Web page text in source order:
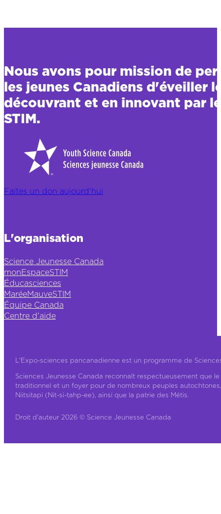
Nous avons pour mission de
les jeunes Canadiens d'éveiller
découvrant et en innovant par
STIM.
Faites un don aujourd'hui
L'organisation
Science Jeunesse Canada
monEspaceSTIM
Éducasciences
MaréeMauveSTIM
Équipe Canada
Centre d'aide
L'Expo-sciences pancanadienne est un programme de
Sciences Jeunesse Canada reconnaît respectueusement que
traditionnel et un foyer pour de nombreux peuples
Niitsitapi (Nit-si-tahp-ee), ainsi que la patrie des Métis.
Droit d'auteur 2026 © Science Jeunesse Canada